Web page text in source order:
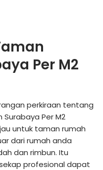
Per M2
perkiraan tentang
Surabaya Per M2
untuk taman rumah
dari rumah anda
dan rimbun. Itu
profesional dapat